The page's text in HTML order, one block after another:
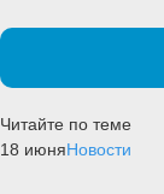
Читайте по теме
18 июняНовости